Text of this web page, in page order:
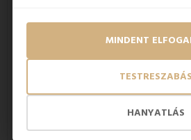
HANYATLÁS
TESTRESZABÁS
MINDENT
gyakori mosást igényelnek. A
gyermekágyneműknagyon
jó tulajdonságaiknak köszönhetően.
szilárdság, tartósság
mosás után is olyanok, mint új
szilárdsága (o/a) 25,5/22. Az anyag
ágyneműhuzatokat Szlovákiában